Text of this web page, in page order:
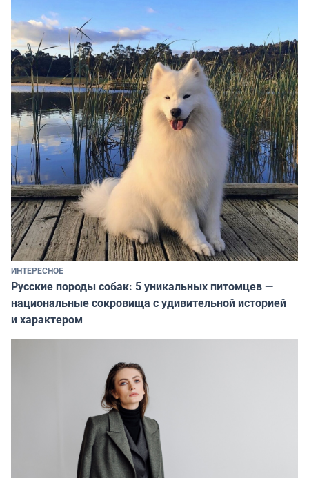
ИНТЕРЕСНОЕ
Русские породы собак: 5 уникальных питомцев —
национальные сокровища с удивительной историей
и характером